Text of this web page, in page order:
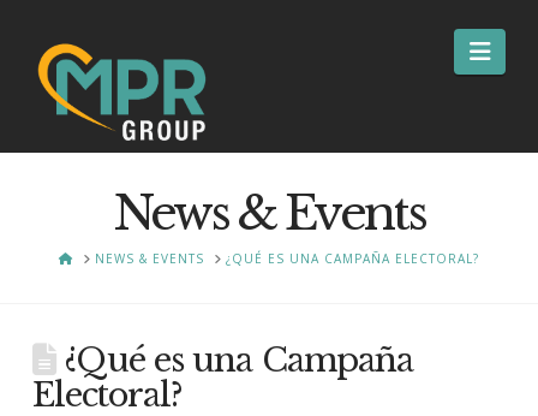
News & Events
HOMENEWS & EVENTS ¿QUÉ ES UNA CAMPAÑA ELECTORAL?
¿Qué es una Campaña
Electoral?